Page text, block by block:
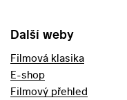
Další weby
Filmová klasika
E-shop
Filmový přehled